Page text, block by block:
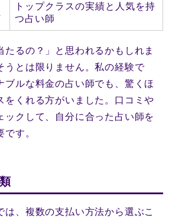
トップクラスの実績と人気を持
つ占い師
たるの？」と思われるかもしれま
うとは限りません。私の経験で
ブルな料金の占い師でも、驚くほ
をくれる方がいました。口コミや
ックして、自分に合った占い師を
す。
は、複数の支払い方法から選ぶこ